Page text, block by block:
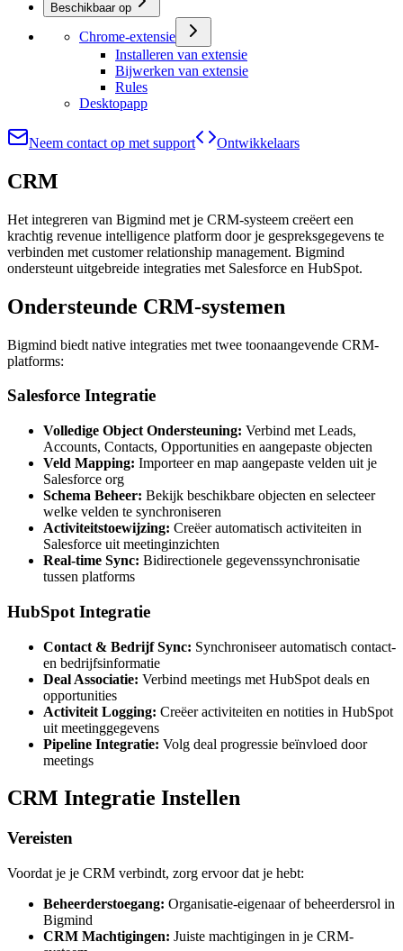
Beschikbaar op
Chrome-extensie
Installeren van extensie
Bijwerken van extensie
Rules
Desktopapp
Neem contact op met support Ontwikkelaars
CRM
Het integreren van Bigmind met je CRM-systeem creëert een
krachtig revenue intelligence platform door je gespreksgegevens te
verbinden met customer relationship management. Bigmind
ondersteunt uitgebreide integraties met Salesforce en HubSpot.
Ondersteunde CRM-systemen
Bigmind biedt native integraties met twee toonaangevende CRM-
platforms:
Salesforce Integratie
Volledige Object Ondersteuning: Verbind met Leads,
Accounts, Contacts, Opportunities en aangepaste objecten
Veld Mapping: Importeer en map aangepaste velden uit je
Salesforce org
Schema Beheer: Bekijk beschikbare objecten en selecteer
welke velden te synchroniseren
Activiteitstoewijzing: Creëer automatisch activiteiten in
Salesforce uit meetinginzichten
Real-time Sync: Bidirectionele gegevenssynchronisatie
tussen platforms
HubSpot Integratie
Contact & Bedrijf Sync: Synchroniseer automatisch contact-
en bedrijfsinformatie
Deal Associatie: Verbind meetings met HubSpot deals en
opportunities
Activiteit Logging: Creëer activiteiten en notities in HubSpot
uit meetinggegevens
Pipeline Integratie: Volg deal progressie beïnvloed door
meetings
CRM Integratie Instellen
Vereisten
Voordat je je CRM verbindt, zorg ervoor dat je hebt:
Beheerderstoegang: Organisatie-eigenaar of beheerdersrol in
Bigmind
CRM Machtigingen: Juiste machtigingen in je CRM-